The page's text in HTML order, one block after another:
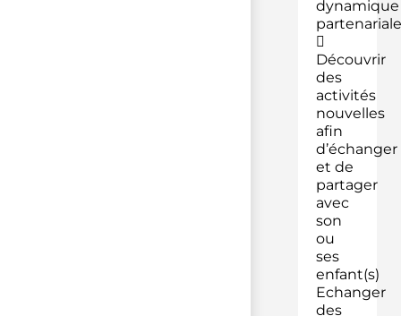
dynamique
partenariale

Découvrir
des
activités
nouvelles
afin
d’échanger
et de
partager
avec
son
ou
ses
enfant(s)
Echanger
des